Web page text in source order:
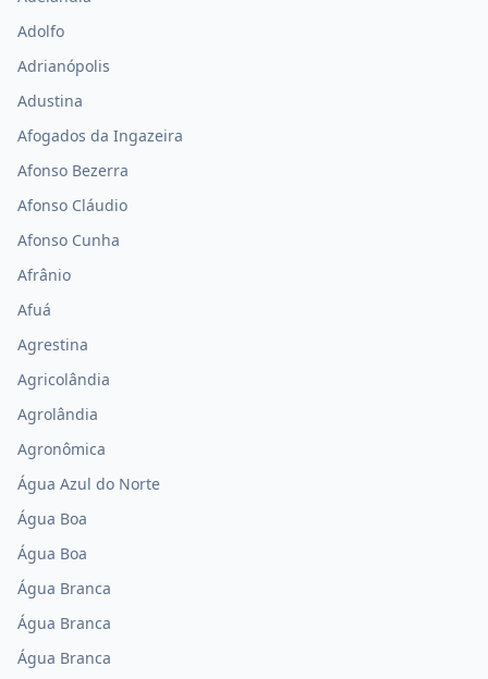
Adolfo
Adrianópolis
Adustina
Afogados da Ingazeira
Afonso Bezerra
Afonso Cláudio
Afonso Cunha
Afrânio
Afuá
Agrestina
Agricolândia
Agrolândia
Agronômica
Água Azul do Norte
Água Boa
Água Boa
Água Branca
Água Branca
Água Branca